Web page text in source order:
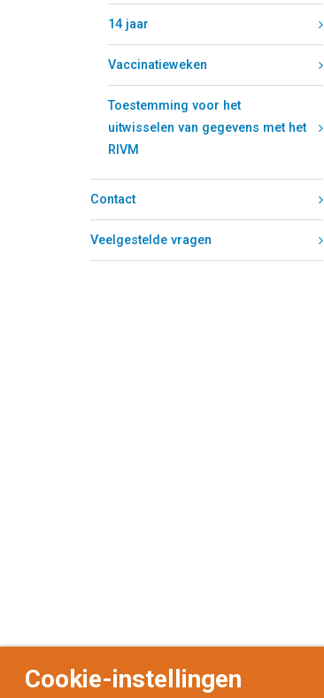
14 jaar
Vaccinatieweken
Toestemming voor het
uitwisselen van gegevens met het
RIVM
Contact
Veelgestelde vragen
Cookie-instellingen